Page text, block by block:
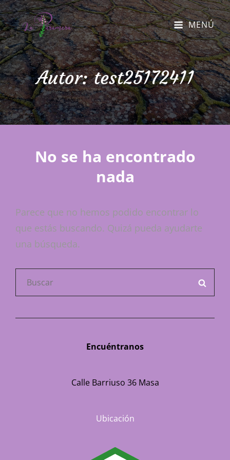
MENÚ
Autor:test25172411
No se ha encontrado
nada
Parece que no hemos podido encontrar lo
que estás buscando. Quizá pueda ayudarte
una búsqueda.
Encuéntranos
Calle Barriuso 36 Masa
Ubicación